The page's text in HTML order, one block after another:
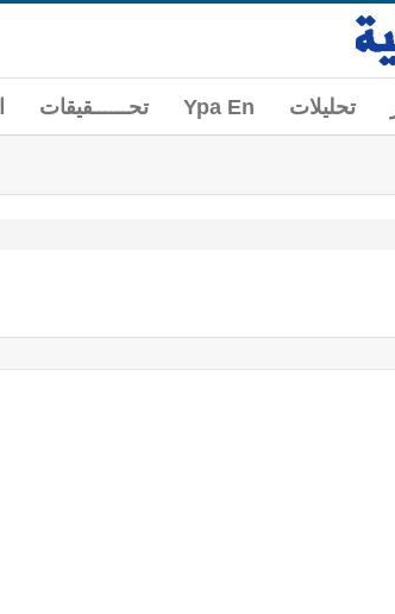
تحليلات Ypa En تحــــــقيقات